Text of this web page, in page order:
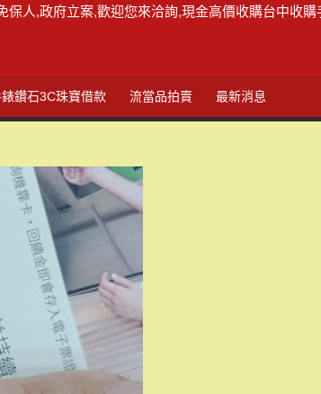
人,政府立案,歡迎您來洽詢,現金高價收購台中收
鑽石3C珠寶借款 流當品拍賣 最新消息